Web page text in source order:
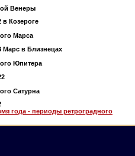
Венеры
в Козероге
Марса
Марс в Близнецах
Юпитера
Сатурна
года - периоды ретроградного